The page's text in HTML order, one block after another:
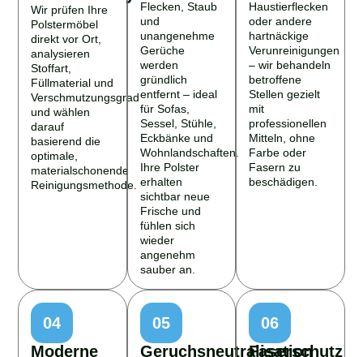
Wir prüfen Ihre
Polstermöbel
direkt vor Ort,
analysieren
Stoffart,
Füllmaterial und
Verschmutzungsgrad
und wählen
darauf
basierend die
optimale,
materialschonende
Reinigungsmethode.
Flecken, Staub
und
unangenehme
Gerüche
werden
gründlich
entfernt – ideal
für Sofas,
Sessel, Stühle,
Eckbänke und
Wohnlandschaften.
Ihre Polster
erhalten
sichtbar neue
Frische und
fühlen sich
wieder
angenehm
sauber an.
Haustierflecken
oder andere
hartnäckige
Verunreinigungen
– wir behandeln
betroffene
Stellen gezielt
mit
professionellen
Mitteln, ohne
Farbe oder
Fasern zu
beschädigen.
04
Moderne
05
Geruchsneutralisation
06
Faserschutz